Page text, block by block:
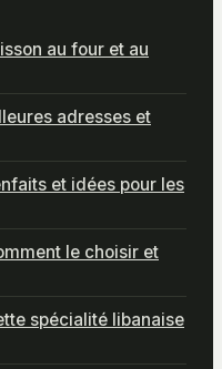
au four et au
adresses et
et idées pour les
le choisir et
spécialité libanaise